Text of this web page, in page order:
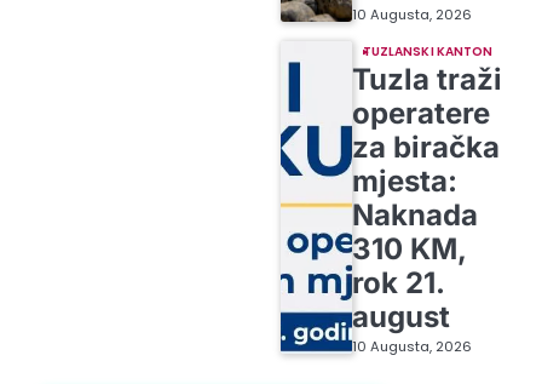
10 Augusta, 2026
TUZLANSKI KANTON
Tuzla traži
operatere
za biračka
mjesta:
Naknada
310 KM,
rok 21.
august
10 Augusta, 2026